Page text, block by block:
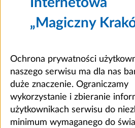
„Magiczny
Ochrona prywatności
naszego serwisu ma dla nas
duże znaczenie. Ograniczamy
wykorzystanie i zbieranie
użytkownikach serwisu do
minimum wymaganego do